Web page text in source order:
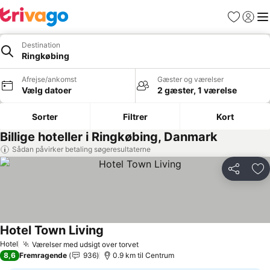
Favoritter
Log ind
Destination
Ringkøbing
Afrejse/ankomst
Vælg datoer
Gæster og værelser
2 gæster, 1 værelse
Sorter Filtrer Kort
Billige hoteller i Ringkøbing, Danmark
Sådan påvirker betaling søgeresultaterne
Del
Hotel Værelser med udsigt over torvetSe priser
Hotel Town Living
8,6 Fremragende 936 0.9 km til Centrum